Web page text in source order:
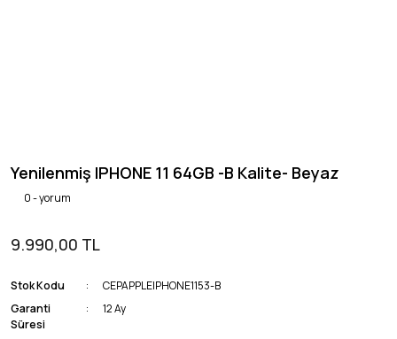
Yenilenmiş IPHONE 11 64GB -B Kalite- Beyaz
0 - yorum
9.990,00 TL
Stok Kodu
CEPAPPLEIPHONE1153-B
Garanti
Süresi
12 Ay